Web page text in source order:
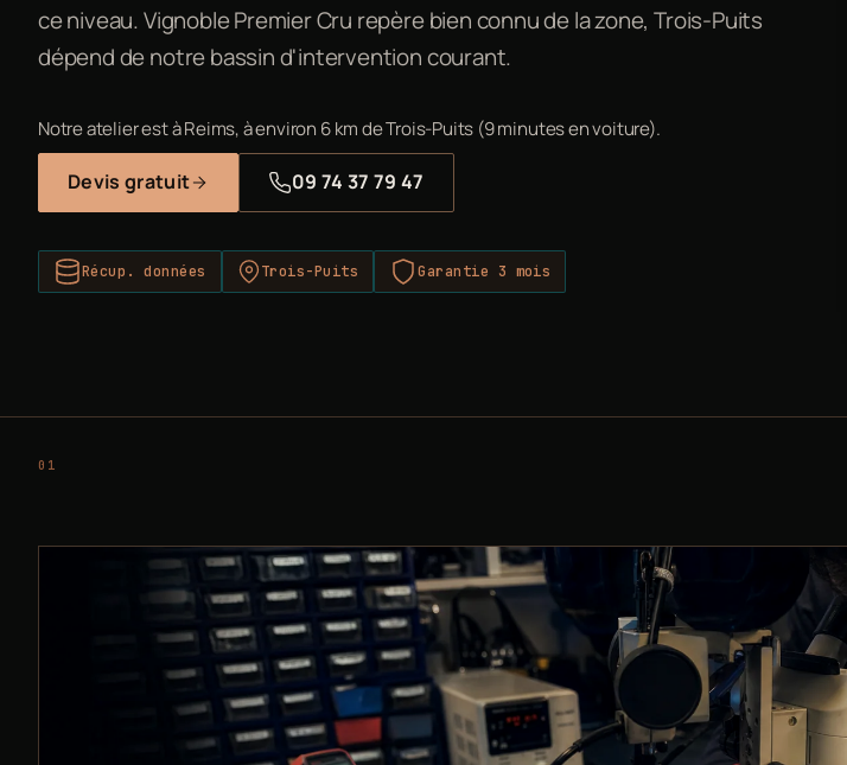
ce niveau. Vignoble Premier Cru repère bien connu de la zone, Trois-Puits
dépend de notre bassin d'intervention courant.
Notre atelier est à Reims, à environ 6 km de Trois-Puits (9 minutes en voiture).
Devis gratuit 09 74 37 79 47
Récup. données Trois-Puits Garantie 3 mois